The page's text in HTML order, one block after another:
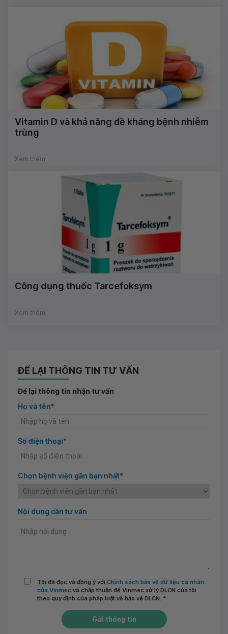
Vitamin D và khả năng đề kháng bệnh nhiễm
trùng
Xem thêm
Công dụng thuốc Tarcefoksym
Xem thêm
ĐỂ LẠI THÔNG TIN TƯ VẤN
Để lại thông tin nhận tư vấn
Họ và tên*
Số điện thoại*
Chọn bệnh viện gần bạn nhất*
Nội dung cần tư vấn
Tôi đã đọc và đồng ý với Chính sách bảo vệ dữ liệu cá nhân
của Vinmec và chấp thuận để Vinmec xử lý DLCN của tôi
theo quy định của pháp luật về bảo vệ DLCN. *
Gửi thông tin